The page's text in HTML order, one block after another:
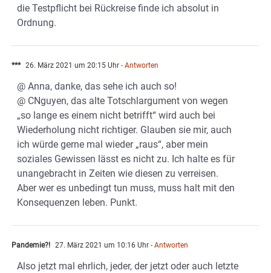
die Testpflicht bei Rückreise finde ich absolut in
Ordnung.
*** 26. März 2021 um 20:15 Uhr - Antworten
@ Anna, danke, das sehe ich auch so!
@ CNguyen, das alte Totschlargument von wegen
„so lange es einem nicht betrifft“ wird auch bei
Wiederholung nicht richtiger. Glauben sie mir, auch
ich würde gerne mal wieder „raus“, aber mein
soziales Gewissen lässt es nicht zu. Ich halte es für
unangebracht in Zeiten wie diesen zu verreisen.
Aber wer es unbedingt tun muss, muss halt mit den
Konsequenzen leben. Punkt.
Pandemie?! 27. März 2021 um 10:16 Uhr - Antworten
Also jetzt mal ehrlich, jeder, der jetzt oder auch letzte